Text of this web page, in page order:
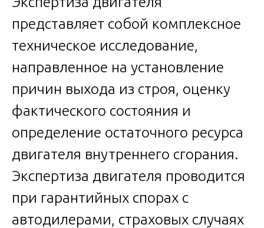
представляет собой комплексное
техническое исследование,
направленное на установление
причин выхода из строя, оценку
фактического состояния и
определение остаточного ресурса
двигателя внутреннего сгорания.
Экспертиза двигателя проводится
при гарантийных спорах с
автодилерами, страховых случаях